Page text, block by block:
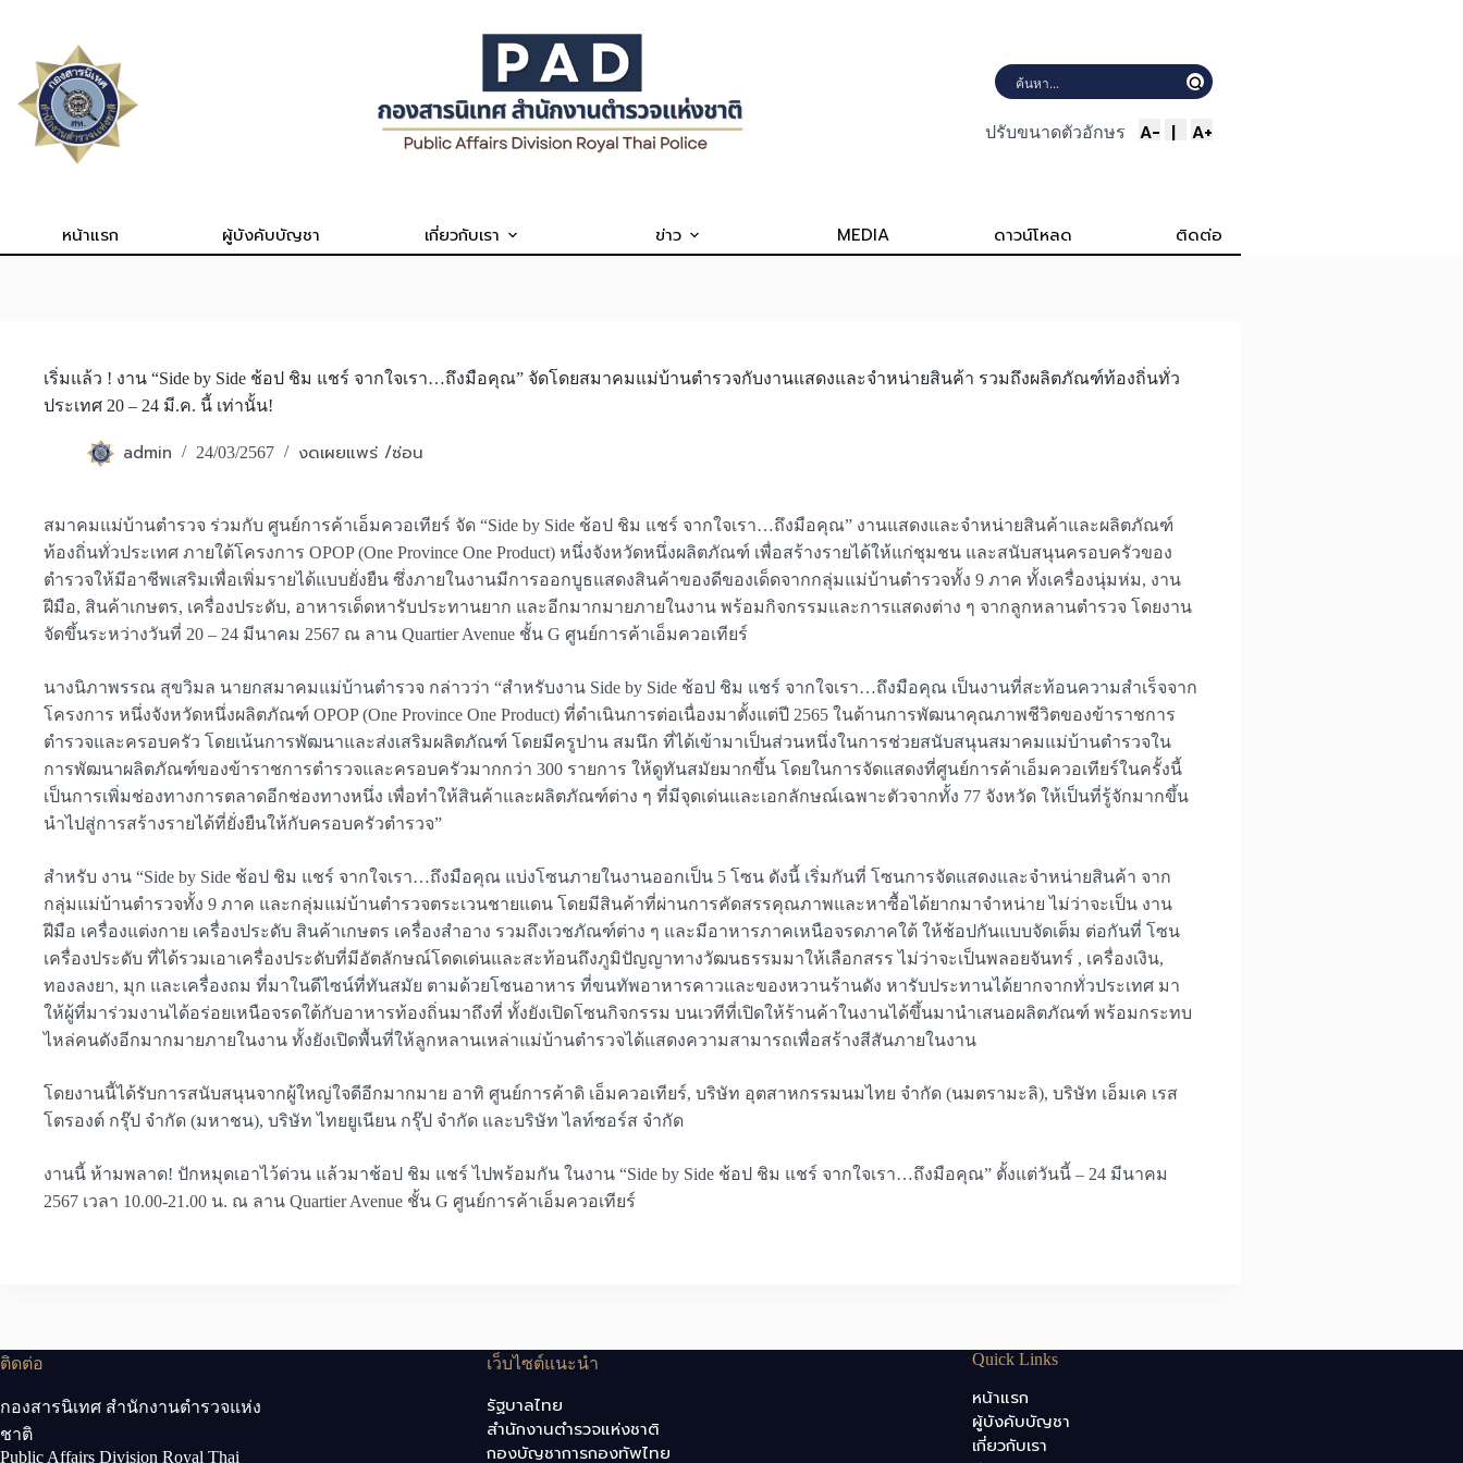
content
ปรับขนาดตัวอักษร A- | A+
หน้าแรก ผู้บังคับบัญชา เกี่ยวกับเรา ข่าว MEDIA ดาวน์โหลด ติดต่อ
เริ่มแล้ว ! งาน “Side by Side ช้อป ชิม แชร์ จากใจเรา…ถึงมือคุณ” จัดโดยสมาคมแม่บ้านตำรวจกับงานแสดงและจำหน่ายสินค้า รวมถึงผลิตภัณฑ์ท้องถิ่นทั่ว
ประเทศ 20 – 24 มี.ค. นี้ เท่านั้น!
admin 24/03/2567 งดเผยแพร่ /ซ่อน
สมาคมแม่บ้านตำรวจ ร่วมกับ ศูนย์การค้าเอ็มควอเทียร์ จัด “Side by Side ช้อป ชิม แชร์ จากใจเรา…ถึงมือคุณ” งานแสดงและจำหน่ายสินค้าและผลิตภัณฑ์
ท้องถิ่นทั่วประเทศ ภายใต้โครงการ OPOP (One Province One Product) หนึ่งจังหวัดหนึ่งผลิตภัณฑ์ เพื่อสร้างรายได้ให้แก่ชุมชน และสนับสนุนครอบครัวของ
ตำรวจให้มีอาชีพเสริมเพื่อเพิ่มรายได้แบบยั่งยืน ซึ่งภายในงานมีการออกบูธแสดงสินค้าของดีของเด็ดจากกลุ่มแม่บ้านตำรวจทั้ง 9 ภาค ทั้งเครื่องนุ่มห่ม, งาน
ฝีมือ, สินค้าเกษตร, เครื่องประดับ, อาหารเด็ดหารับประทานยาก และอีกมากมายภายในงาน พร้อมกิจกรรมและการแสดงต่าง ๆ จากลูกหลานตำรวจ โดยงาน
จัดขึ้นระหว่างวันที่ 20 – 24 มีนาคม 2567 ณ ลาน Quartier Avenue ชั้น G ศูนย์การค้าเอ็มควอเทียร์
นางนิภาพรรณ สุขวิมล นายกสมาคมแม่บ้านตำรวจ กล่าวว่า “สำหรับงาน Side by Side ช้อป ชิม แชร์ จากใจเรา…ถึงมือคุณ เป็นงานที่สะท้อนความสำเร็จจาก
โครงการ หนึ่งจังหวัดหนึ่งผลิตภัณฑ์ OPOP (One Province One Product) ที่ดำเนินการต่อเนื่องมาตั้งแต่ปี 2565 ในด้านการพัฒนาคุณภาพชีวิตของข้าราชการ
ตำรวจและครอบครัว โดยเน้นการพัฒนาและส่งเสริมผลิตภัณฑ์ โดยมีครูปาน สมนึก ที่ได้เข้ามาเป็นส่วนหนึ่งในการช่วยสนับสนุนสมาคมแม่บ้านตำรวจใน
การพัฒนาผลิตภัณฑ์ของข้าราชการตำรวจและครอบครัวมากกว่า 300 รายการ ให้ดูทันสมัยมากขึ้น โดยในการจัดแสดงที่ศูนย์การค้าเอ็มควอเทียร์ในครั้งนี้
เป็นการเพิ่มช่องทางการตลาดอีกช่องทางหนึ่ง เพื่อทำให้สินค้าและผลิตภัณฑ์ต่าง ๆ ที่มีจุดเด่นและเอกลักษณ์เฉพาะตัวจากทั้ง 77 จังหวัด ให้เป็นที่รู้จักมากขึ้น
นำไปสู่การสร้างรายได้ที่ยั่งยืนให้กับครอบครัวตำรวจ”
สำหรับ งาน “Side by Side ช้อป ชิม แชร์ จากใจเรา…ถึงมือคุณ แบ่งโซนภายในงานออกเป็น 5 โซน ดังนี้ เริ่มกันที่ โซนการจัดแสดงและจำหน่ายสินค้า จาก
กลุ่มแม่บ้านตำรวจทั้ง 9 ภาค และกลุ่มแม่บ้านตำรวจตระเวนชายแดน โดยมีสินค้าที่ผ่านการคัดสรรคุณภาพและหาซื้อได้ยากมาจำหน่าย ไม่ว่าจะเป็น งาน
ฝีมือ เครื่องแต่งกาย เครื่องประดับ สินค้าเกษตร เครื่องสำอาง รวมถึงเวชภัณฑ์ต่าง ๆ และมีอาหารภาคเหนือจรดภาคใต้ ให้ช้อปกันแบบจัดเต็ม ต่อกันที่ โซน
เครื่องประดับ ที่ได้รวมเอาเครื่องประดับที่มีอัตลักษณ์โดดเด่นและสะท้อนถึงภูมิปัญญาทางวัฒนธรรมมาให้เลือกสรร ไม่ว่าจะเป็นพลอยจันทร์ , เครื่องเงิน,
ทองลงยา, มุก และเครื่องถม ที่มาในดีไซน์ที่ทันสมัย ตามด้วยโซนอาหาร ที่ขนทัพอาหารคาวและของหวานร้านดัง หารับประทานได้ยากจากทั่วประเทศ มา
ให้ผู้ที่มาร่วมงานได้อร่อยเหนือจรดใต้กับอาหารท้องถิ่นมาถึงที่ ทั้งยังเปิดโซนกิจกรรม บนเวทีที่เปิดให้ร้านค้าในงานได้ขึ้นมานำเสนอผลิตภัณฑ์ พร้อมกระทบ
ไหล่คนดังอีกมากมายภายในงาน ทั้งยังเปิดพื้นที่ให้ลูกหลานเหล่าแม่บ้านตำรวจได้แสดงความสามารถเพื่อสร้างสีสันภายในงาน
โดยงานนี้ได้รับการสนับสนุนจากผู้ใหญ่ใจดีอีกมากมาย อาทิ ศูนย์การค้าดิ เอ็มควอเทียร์, บริษัท อุตสาหกรรมนมไทย จำกัด (นมตรามะลิ), บริษัท เอ็มเค เรส
โตรองต์ กรุ๊ป จำกัด (มหาชน), บริษัท ไทยยูเนียน กรุ๊ป จำกัด และบริษัท ไลท์ซอร์ส จำกัด
งานนี้ ห้ามพลาด! ปักหมุดเอาไว้ด่วน แล้วมาช้อป ชิม แชร์ ไปพร้อมกัน ในงาน “Side by Side ช้อป ชิม แชร์ จากใจเรา…ถึงมือคุณ” ตั้งแต่วันนี้ – 24 มีนาคม
2567 เวลา 10.00-21.00 น. ณ ลาน Quartier Avenue ชั้น G ศูนย์การค้าเอ็มควอเทียร์
ติดต่อ
กองสารนิเทศ สำนักงานตำรวจแห่ง
ชาติ
Public Affairs Division Royal Thai
เว็บไซต์แนะนำ
รัฐบาลไทย
สำนักงานตำรวจแห่งชาติ
กองบัญชาการกองทัพไทย
Quick Links
หน้าแรก
ผู้บังคับบัญชา
เกี่ยวกับเรา